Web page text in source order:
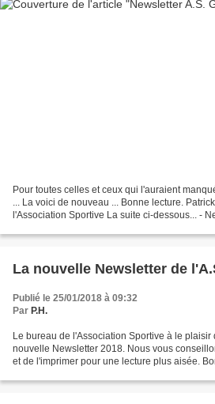
Pour toutes celles et ceux qui l'auraient
... La voici de nouveau ... Bonne lecture.
l'Association Sportive La suite ci-dessous... - Newsletter AS N° 4 - Octobre
La nouvelle Newsletter de
Publié le 25/01/2018 à 09:32
Par P.H.
Le bureau de l'Association Sportive à le plaisir
nouvelle Newsletter 2018. Nous vous
et de l'imprimer pour une lecture plus aisée.